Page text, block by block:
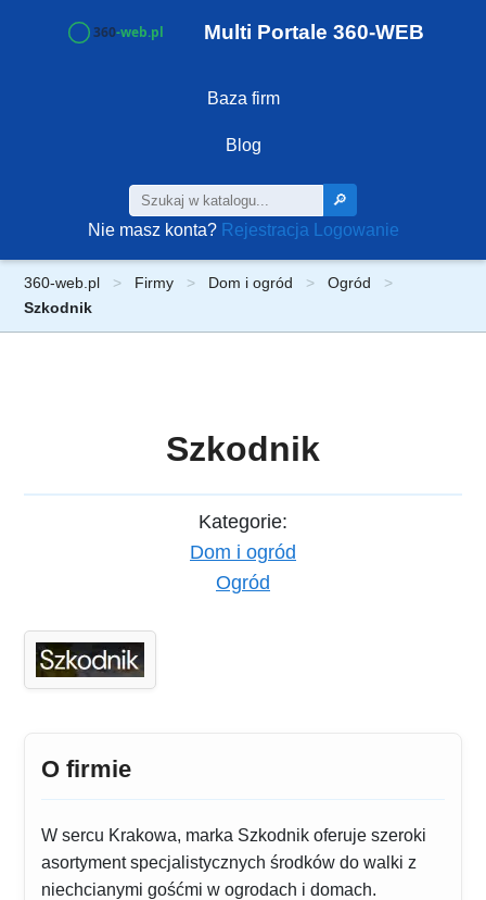
Multi Portale 360-WEB
Baza firm
Blog
🔎
Nie masz konta? Rejestracja Logowanie
360-web.pl Firmy Dom i ogród
Ogród
Szkodnik
Szkodnik
Kategorie:
Dom i ogród
Ogród
O firmie
W sercu Krakowa, marka Szkodnik oferuje szeroki
asortyment specjalistycznych środków do walki z
niechcianymi gośćmi w ogrodach i domach.